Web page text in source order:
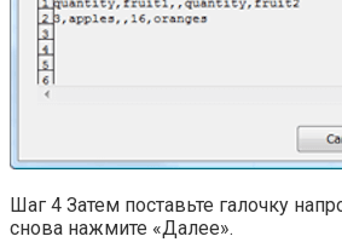
Шаг 4 Затем поставьте галочку
снова нажмите «Далее».